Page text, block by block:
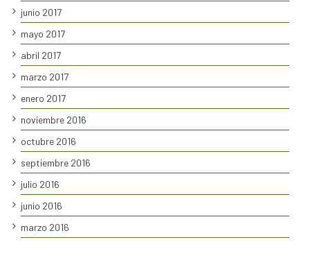
junio 2017
mayo 2017
abril 2017
marzo 2017
enero 2017
noviembre 2016
octubre 2016
septiembre 2016
julio 2016
junio 2016
marzo 2016